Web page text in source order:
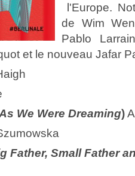
l'Europe.
de Wim
Pablo
et le nouveau Jafar
We Were Dreaming)
Father, Small Father